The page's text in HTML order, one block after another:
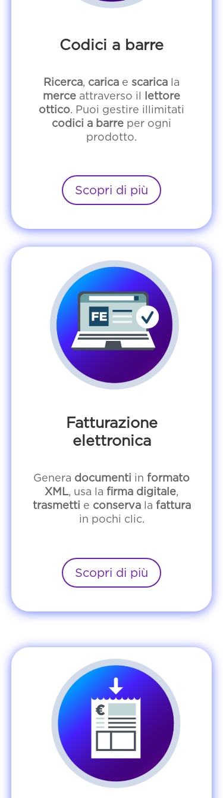
Codici a barre
Ricerca, carica e scarica la
merce attraverso il
lettore
ottico. Puoi gestire illimitati
codici a barre per ogni
prodotto.
Scopri di più
Fatturazione
elettronica
Genera documenti in formato
XML, usa la firma digitale,
trasmetti e conservala fattura
in pochi clic.
Scopri di più